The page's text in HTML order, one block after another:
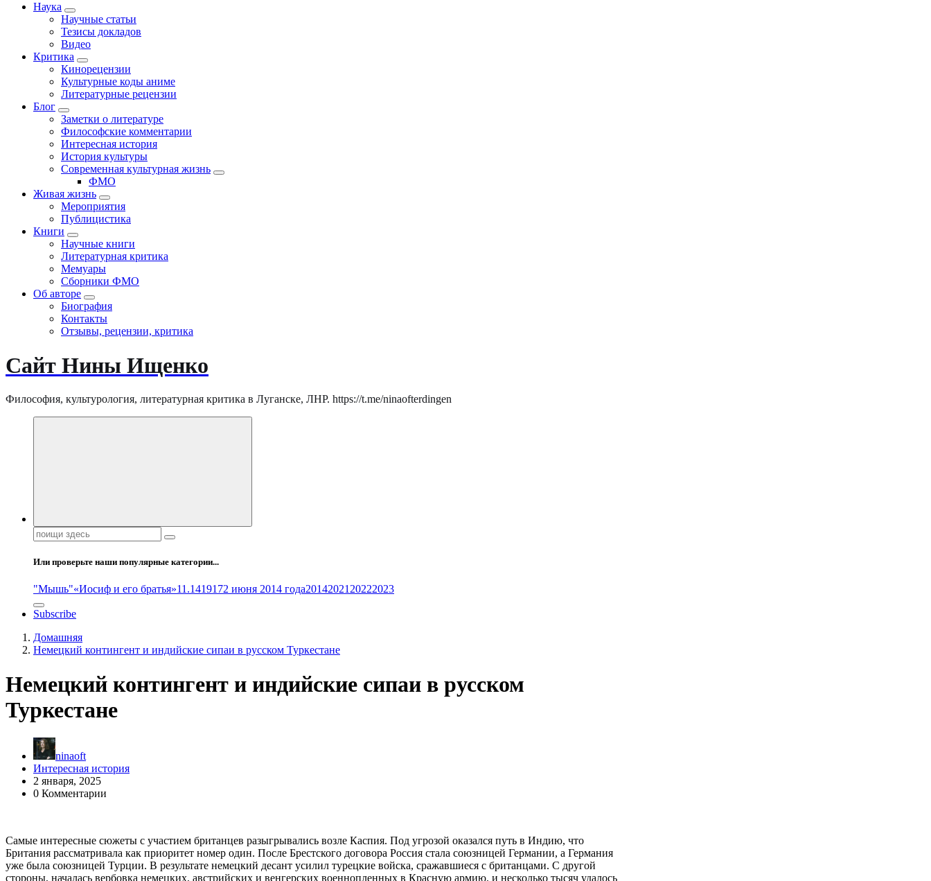
Наука
Научные статьи
Тезисы докладов
Видео
Критика
Кинорецензии
Культурные коды аниме
Литературные рецензии
Блог
Заметки о литературе
Философские комментарии
Интересная история
История культуры
Современная культурная жизнь
ФМО
Живая жизнь
Мероприятия
Публицистика
Книги
Научные книги
Литературная критика
Мемуары
Сборники ФМО
Об авторе
Биография
Контакты
Отзывы, рецензии, критика
Сайт Нины Ищенко
Философия, культурология, литературная критика в Луганске, ЛНР. https://t.me/ninaofterdingen
Поиск:
Или проверьте наши популярные категории...
"Мышь"«Иосиф и его братья»11.1419172 июня 2014 года2014202120222023
Subscribe
Домашняя
Немецкий контингент и индийские сипаи в русском Туркестане
Немецкий контингент и индийские сипаи в русском
Туркестане
ninaoft
Интересная история
2 января, 2025
0 Комментарии
Самые интересные сюжеты с участием британцев разыгрывались возле Каспия. Под угрозой оказался путь в Индию, что
Британия рассматривала как приоритет номер один. После Брестского договора Россия стала союзницей Германии, а Германия
уже была союзницей Турции. В результате немецкий десант усилил турецкие войска, сражавшиеся с британцами. С другой
стороны, началась вербовка немецких, австрийских и венгерских военнопленных в Красную армию, и несколько тысяч удалось